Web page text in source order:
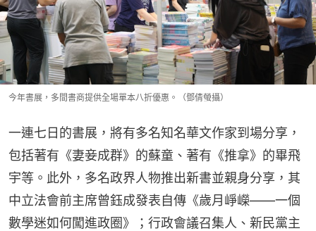
今年書展，多間書商提供全場單本八折優惠。（鄧倩螢攝）
一連七日的書展，將有多名知名華文作家到場分享，
包括著有《妻妾成群》的蘇童、著有《推拿》的畢飛
宇等。此外，多名政界人物推出新書並親身分享，其
中立法會前主席曾鈺成發表自傳《歲月崢嶸——一個
數學迷如何闖進政圈》；行政會議召集人、新民黨主